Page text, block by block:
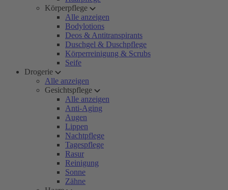
Körperpflege
Alle anzeigen
Bodylotions
Deos & Antitranspirants
Duschgel & Duschpflege
Körperreinigung & Scrubs
Seife
Drogerie
Alle anzeigen
Gesichtspflege
Alle anzeigen
Anti-Aging
Augen
Lippen
Nachtpflege
Tagespflege
Rasur
Reinigung
Sonne
Zähne